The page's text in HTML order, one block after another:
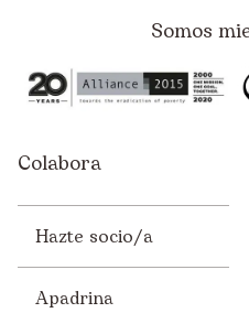
Somos
Colabora
Hazte socio/a
Apadrina